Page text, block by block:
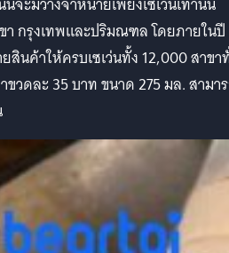
กรุงเทพและปริมณฑล โดยภายในปี
สินค้าให้ครบเซเว่นทั้ง 12,000 สาขา
ขวดละ 35 บาท ขนาด 275 มล. สามา